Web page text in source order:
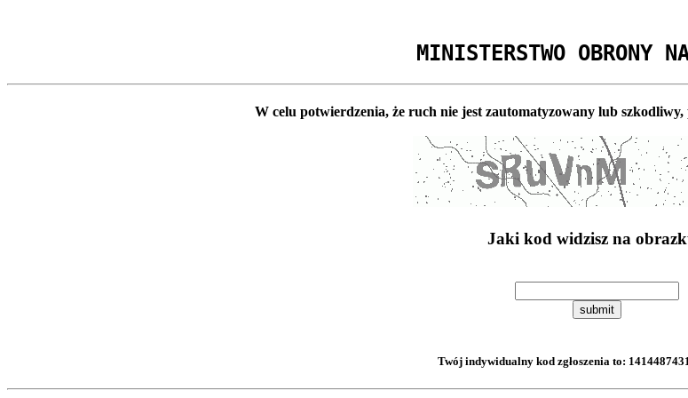
MINISTERSTWO OBRONY
W celu potwierdzenia, że ruch nie jest zautomatyzowany lub
Jaki kod widzisz na
submit
Twój indywidualny kod zgłoszenia to: